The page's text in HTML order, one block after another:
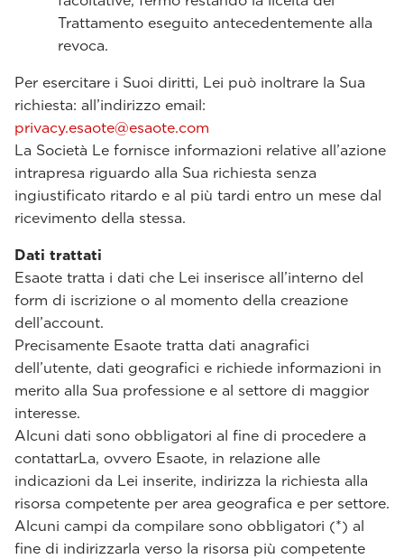
Trattamento eseguito antecedentemente alla
revoca.
Per esercitare i Suoi diritti, Lei può inoltrare la Sua
richiesta: all’indirizzo email:
privacy.esaote@esaote.com
La Società Le fornisce informazioni relative all’azione
intrapresa riguardo alla Sua richiesta senza
ingiustificato ritardo e al più tardi entro un mese dal
ricevimento della stessa.
Dati trattati
Esaote tratta i dati che Lei inserisce all’interno del
form di iscrizione o al momento della creazione
dell’account.
Precisamente Esaote tratta dati anagrafici
dell’utente, dati geografici e richiede informazioni in
merito alla Sua professione e al settore di maggior
interesse.
Alcuni dati sono obbligatori al fine di procedere a
contattarLa, ovvero Esaote, in relazione alle
indicazioni da Lei inserite, indirizza la richiesta alla
risorsa competente per area geografica e per settore.
Alcuni campi da compilare sono obbligatori (*) al
fine di indirizzarla verso la risorsa più competente